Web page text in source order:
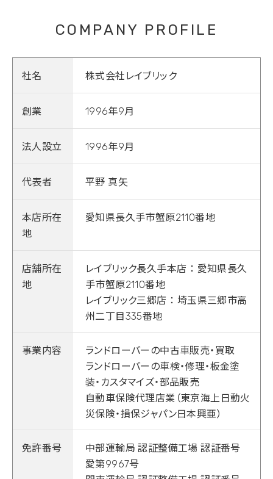
COMPANY PROFILE
社名 株式会社レイブリック
創業 1996年9月
法人設立 1996年9月
代表者 平野 真矢
本店所在
地
愛知県長久手市蟹原2110番地
店舗所在
地
レイブリック長久手本店 ： 愛知県長久
手市蟹原2110番地
レイブリック三郷店 ： 埼玉県三郷市高
州二丁目335番地
事業内容
ランドローバーの中古車販売・買取
ランドローバーの車検・修理・板金塗
装・カスタマイズ・部品販売
自動車保険代理店業（東京海上日動火
災保険・損保ジャパン日本興亜）
免許番号
中部運輸局 認証整備工場 認証番号
愛第9967号